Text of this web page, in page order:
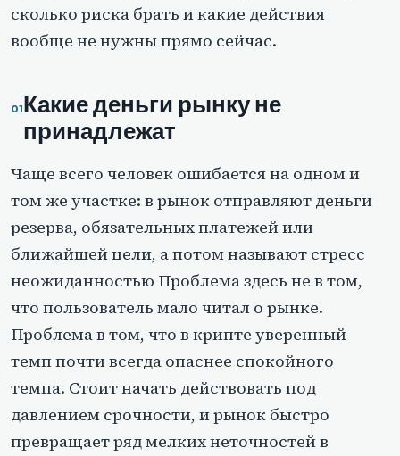
сколько риска брать и какие действия
вообще не нужны прямо сейчас.
Какие деньги рынку не
принадлежат
Чаще всего человек ошибается на одном и
том же участке: в рынок отправляют деньги
резерва, обязательных платежей или
ближайшей цели, а потом называют стресс
неожиданностью Проблема здесь не в том,
что пользователь мало читал о рынке.
Проблема в том, что в крипте уверенный
темп почти всегда опаснее спокойного
темпа. Стоит начать действовать под
давлением срочности, и рынок быстро
превращает ряд мелких неточностей в